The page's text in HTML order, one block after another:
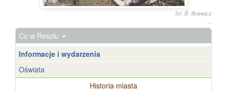
fot. B. Ilkiewicz
Co w Reszlu
Informacje i wydarzenia
Oświata
Historia miasta